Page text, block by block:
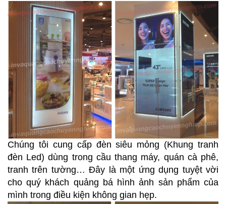
Chúng tôi cung cấp đèn siêu mỏng (Khung tranh
đèn Led) dùng trong cầu thang máy, quán cà phê,
tranh trên tường… Đây là một ứng dụng tuyệt vời
cho quý khách quảng bá hình ảnh sản phẩm của
mình trong điều kiện không gian hẹp.